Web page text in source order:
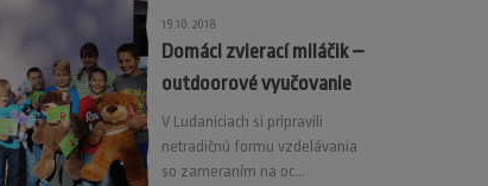
19.10.2018
Domáci zvierací miláčik –
outdoorové vyučovanie
V Ludaniciach si pripravili
netradičnú formu vzdelávania
so zameraním na oc...